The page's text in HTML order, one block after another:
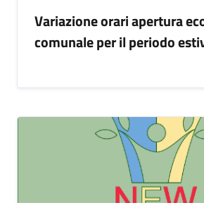
Variazione orari apertura
comunale per il periodo